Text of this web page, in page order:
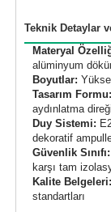
Teknik Detaylar
Materyal
alüminyum
Boyutlar:
Tasarım Formu:
aydınlatma direği
Duy Sistemi:
dekoratif
Güvenlik Sınıfı:
karşı tam
Kalite Belgeleri:
standartları